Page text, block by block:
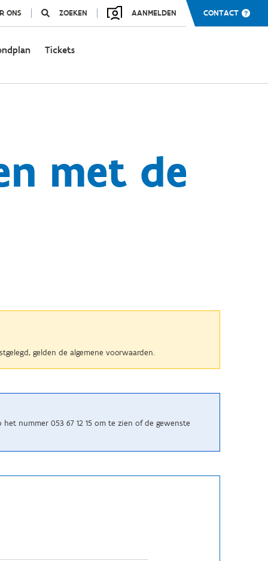
ONS ZOEKEN AANMELDEN CONTACT
Tickets
met de
gelden de algemene voorwaarden.
nummer 053 67 12 15 om te zien of de gewenste